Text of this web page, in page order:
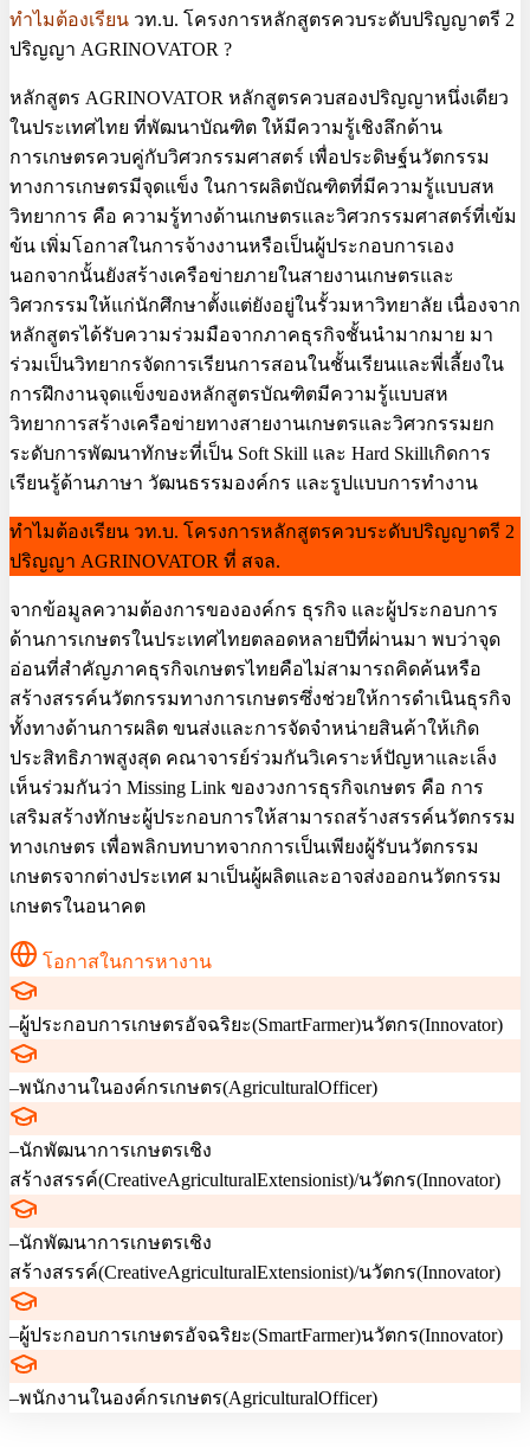
ทำไมต้องเรียน วท.บ. โครงการหลักสูตรควบระดับปริญญาตรี 2
ปริญญา AGRINOVATOR ?
หลักสูตร AGRINOVATOR หลักสูตรควบสองปริญญาหนึ่งเดียว
ในประเทศไทย ที่พัฒนาบัณฑิต ให้มีความรู้เชิงลึกด้าน
การเกษตรควบคู่กับวิศวกรรมศาสตร์ เพื่อประดิษฐ์นวัตกรรม
ทางการเกษตรมีจุดแข็ง ในการผลิตบัณฑิตที่มีความรู้แบบสห
วิทยาการ คือ ความรู้ทางด้านเกษตรและวิศวกรรมศาสตร์ที่เข้ม
ข้น เพิ่มโอกาสในการจ้างงานหรือเป็นผู้ประกอบการเอง
นอกจากนั้นยังสร้างเครือข่ายภายในสายงานเกษตรและ
วิศวกรรมให้แก่นักศึกษาตั้งแต่ยังอยู่ในรั้วมหาวิทยาลัย เนื่องจาก
หลักสูตรได้รับความร่วมมือจากภาคธุรกิจชั้นนำมากมาย มา
ร่วมเป็นวิทยากรจัดการเรียนการสอนในชั้นเรียนและพี่เลี้ยงใน
การฝึกงานจุดแข็งของหลักสูตรบัณฑิตมีความรู้แบบสห
วิทยาการสร้างเครือข่ายทางสายงานเกษตรและวิศวกรรมยก
ระดับการพัฒนาทักษะที่เป็น Soft Skill และ Hard Skillเกิดการ
เรียนรู้ด้านภาษา วัฒนธรรมองค์กร และรูปแบบการทำงาน
ทำไมต้องเรียน วท.บ. โครงการหลักสูตรควบระดับปริญญาตรี 2
ปริญญา AGRINOVATOR ที่ สจล.
จากข้อมูลความต้องการขององค์กร ธุรกิจ และผู้ประกอบการ
ด้านการเกษตรในประเทศไทยตลอดหลายปีที่ผ่านมา พบว่าจุด
อ่อนที่สำคัญภาคธุรกิจเกษตรไทยคือไม่สามารถคิดค้นหรือ
สร้างสรรค์นวัตกรรมทางการเกษตรซึ่งช่วยให้การดำเนินธุรกิจ
ทั้งทางด้านการผลิต ขนส่งและการจัดจำหน่ายสินค้าให้เกิด
ประสิทธิภาพสูงสุด คณาจารย์ร่วมกันวิเคราะห์ปัญหาและเล็ง
เห็นร่วมกันว่า Missing Link ของวงการธุรกิจเกษตร คือ การ
เสริมสร้างทักษะผู้ประกอบการให้สามารถสร้างสรรค์นวัตกรรม
ทางเกษตร เพื่อพลิกบทบาทจากการเป็นเพียงผู้รับนวัตกรรม
เกษตรจากต่างประเทศ มาเป็นผู้ผลิตและอาจส่งออกนวัตกรรม
เกษตรในอนาคต
โอกาสในการหางาน
–ผู้ประกอบการเกษตรอัจฉริยะ(SmartFarmer)นวัตกร(Innovator)
–พนักงานในองค์กรเกษตร(AgriculturalOfficer)
–นักพัฒนาการเกษตรเชิง
สร้างสรรค์(CreativeAgriculturalExtensionist)/นวัตกร(Innovator)
–นักพัฒนาการเกษตรเชิง
สร้างสรรค์(CreativeAgriculturalExtensionist)/นวัตกร(Innovator)
–ผู้ประกอบการเกษตรอัจฉริยะ(SmartFarmer)นวัตกร(Innovator)
–พนักงานในองค์กรเกษตร(AgriculturalOfficer)